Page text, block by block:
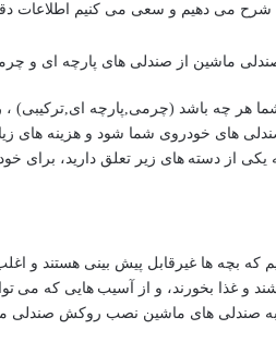
شرح می دهیم و سعی می کنیم اطلاعات
ماشین از صندلی های پارچه ای و
هر چه باشد (چرمی,پارچه ای,ترکیبی) ،
های خودروی شما شود و هزینه های
به یکی از دسته های زیر تعلق دارید،
که بچه ها غیرقابل پیش بینی هستند و
و غذا بخورند، و از آسیب هایی که می
صندلی های ماشین نصب روکش صندلی